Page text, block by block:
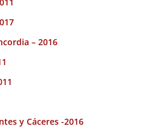
– 2016
y Cáceres -2016